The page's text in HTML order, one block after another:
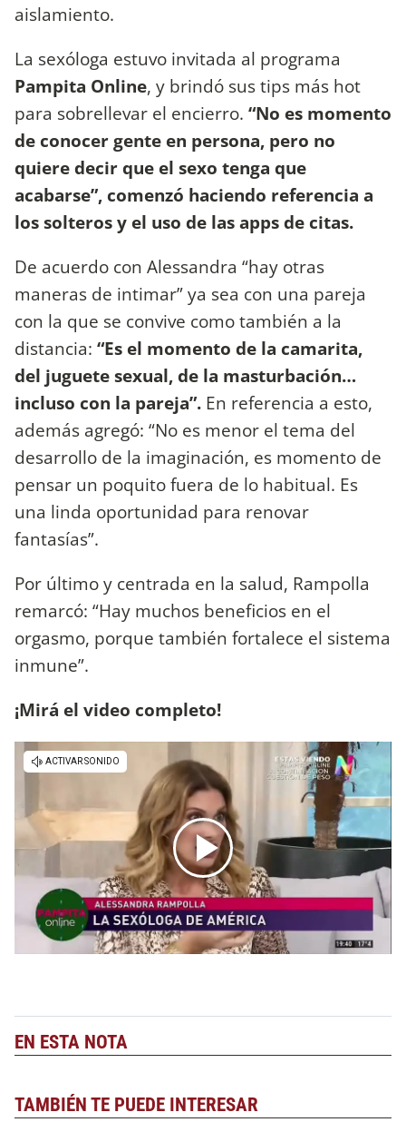
aislamiento.
La sexóloga estuvo invitada al programa
Pampita Online, y brindó sus tips más hot
para sobrellevar el encierro. “No es momento
de conocer gente en persona, pero no
quiere decir que el sexo tenga que
acabarse”, comenzó haciendo referencia a
los solteros y el uso de las apps de citas.
De acuerdo con Alessandra “hay otras
maneras de intimar” ya sea con una pareja
con la que se convive como también a la
distancia: “Es el momento de la camarita,
del juguete sexual, de la masturbación…
incluso con la pareja”. En referencia a esto,
además agregó: “No es menor el tema del
desarrollo de la imaginación, es momento de
pensar un poquito fuera de lo habitual. Es
una linda oportunidad para renovar
fantasías”.
Por último y centrada en la salud, Rampolla
remarcó: “Hay muchos beneficios en el
orgasmo, porque también fortalece el sistema
inmune”.
¡Mirá el video completo!
EN ESTA NOTA
TAMBIÉN TE PUEDE INTERESAR